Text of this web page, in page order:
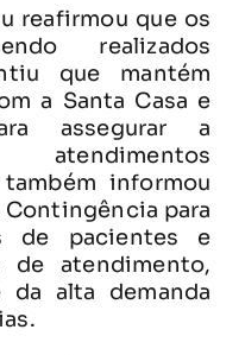
reafirmou que os
realizados
que mantém
a Santa Casa e
assegurar a
atendimentos
informou
Contingência para
de pacientes e
de atendimento,
da alta demanda